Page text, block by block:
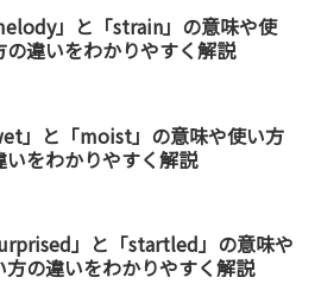
」と「strain」の意味や使
の違いをわかりやすく解説
」と「moist」の意味や使い方
いをわかりやすく解説
」と「startled」の意味や
方の違いをわかりやすく解説